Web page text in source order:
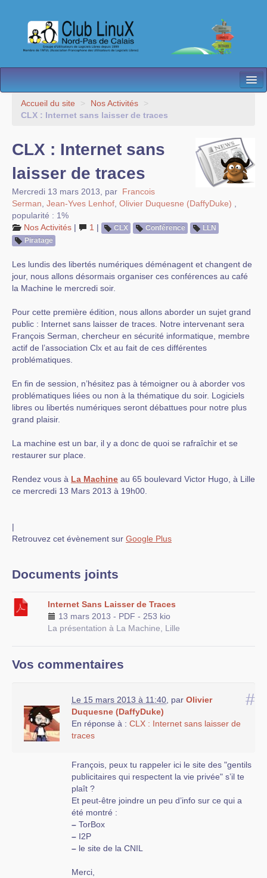
L’Association
Besoin d’Aide ?
Contact
Les antennes
Espace membres
Accueil du site > Nos Activités
>
CLX : Internet sans laisser de traces
CLX : Internet sans
laisser de traces
Mercredi 13 mars 2013 par Francois
Serman Jean-Yves Lenhof Olivier Duquesne (DaffyDuke)
popularité : 1%
Nos Activités | 1 | CLX Conférence
LLN
Piratage
Les lundis des libertés numériques déménagent et changent de
jour, nous allons désormais organiser ces conférences au café
la Machine le mercredi soir.
Pour cette première édition, nous allons aborder un sujet grand
public : Internet sans laisser de traces. Notre intervenant sera
François Serman, chercheur en sécurité informatique, membre
actif de l’association Clx et au fait de ces différentes
problématiques.
En fin de session, n’hésitez pas à témoigner ou à aborder vos
problématiques liées ou non à la thématique du soir. Logiciels
libres ou libertés numériques seront débattues pour notre plus
grand plaisir.
La machine est un bar, il y a donc de quoi se rafraîchir et se
restaurer sur place.
Rendez vous à La Machine au 65 boulevard Victor Hugo, à Lille
ce mercredi 13 Mars 2013 à 19h00.
|
Retrouvez cet évènement sur Google Plus
Documents joints
Internet Sans Laisser de Traces
13 mars 2013 - PDF - 253 kio
La présentation à La Machine, Lille
Vos commentaires
#
Le 15 mars 2013 à 11:40 par Olivier
Duquesne (DaffyDuke)
En réponse à : CLX : Internet sans laisser de
traces
François, peux tu rappeler ici le site des "gentils
publicitaires qui respectent la vie privée" s’il te
plaît ?
Et peut-être joindre un peu d’info sur ce qui a
été montré :
– TorBox
– I2P
– le site de la CNIL
Merci,